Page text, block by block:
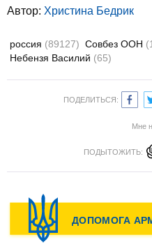
Автор: Христина Бедрик
россия (89127) Совбез ООН
Небензя Василий (65)
ПОДЕЛИТЬСЯ:
Мне
ПОДЫТОЖИТЬ: